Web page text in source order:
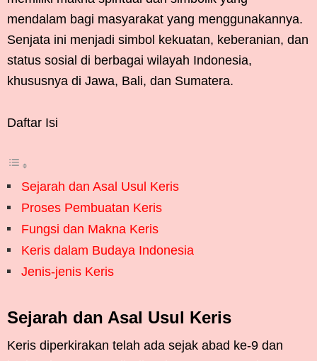
mendalam bagi masyarakat yang menggunakannya.
Senjata ini menjadi simbol kekuatan, keberanian, dan
status sosial di berbagai wilayah Indonesia,
khususnya di Jawa, Bali, dan Sumatera.
Daftar Isi
Sejarah dan Asal Usul Keris
Proses Pembuatan Keris
Fungsi dan Makna Keris
Keris dalam Budaya Indonesia
Jenis-jenis Keris
Sejarah dan Asal Usul Keris
Keris diperkirakan telah ada sejak abad ke-9 dan